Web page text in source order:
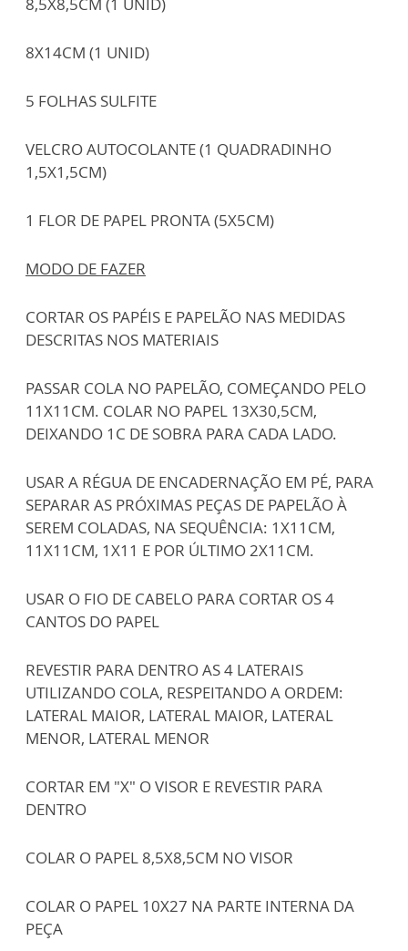
8X14CM (1 UNID)
5 FOLHAS SULFITE
VELCRO AUTOCOLANTE (1 QUADRADINHO
1,5X1,5CM)
1 FLOR DE PAPEL PRONTA (5X5CM)
MODO DE FAZER
CORTAR OS PAPÉIS E PAPELÃO NAS MEDIDAS
DESCRITAS NOS MATERIAIS
PASSAR COLA NO PAPELÃO, COMEÇANDO PELO
11X11CM. COLAR NO PAPEL 13X30,5CM,
DEIXANDO 1C DE SOBRA PARA CADA LADO.
USAR A RÉGUA DE ENCADERNAÇÃO EM PÉ, PARA
SEPARAR AS PRÓXIMAS PEÇAS DE PAPELÃO À
SEREM COLADAS, NA SEQUÊNCIA: 1X11CM,
11X11CM, 1X11 E POR ÚLTIMO 2X11CM.
USAR O FIO DE CABELO PARA CORTAR OS 4
CANTOS DO PAPEL
REVESTIR PARA DENTRO AS 4 LATERAIS
UTILIZANDO COLA, RESPEITANDO A ORDEM:
LATERAL MAIOR, LATERAL MAIOR, LATERAL
MENOR, LATERAL MENOR
CORTAR EM "X" O VISOR E REVESTIR PARA
DENTRO
COLAR O PAPEL 8,5X8,5CM NO VISOR
COLAR O PAPEL 10X27 NA PARTE INTERNA DA
PEÇA